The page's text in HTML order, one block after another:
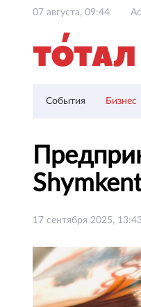
07 августа, 09:44
События Бизнес
17 сентября 2025,